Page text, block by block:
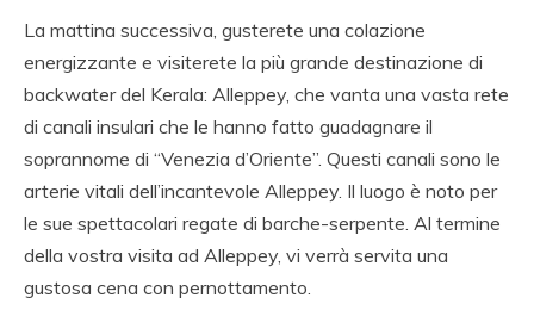
La mattina successiva, gusterete una colazione
energizzante e visiterete la più grande destinazione di
backwater del Kerala: Alleppey, che vanta una vasta rete
di canali insulari che le hanno fatto guadagnare il
soprannome di “Venezia d’Oriente”. Questi canali sono le
arterie vitali dell’incantevole Alleppey. Il luogo è noto per
le sue spettacolari regate di barche-serpente. Al termine
della vostra visita ad Alleppey, vi verrà servita una
gustosa cena con pernottamento.